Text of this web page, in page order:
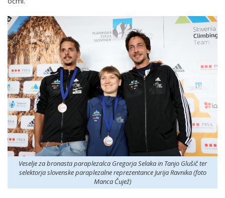
Veselje za bronasta paraplezalca Gregorja Selaka in Tanjo Glušič ter
selektorja slovenske paraplezalne reprezentance Jurija Ravnika (foto
Manca Čujež)